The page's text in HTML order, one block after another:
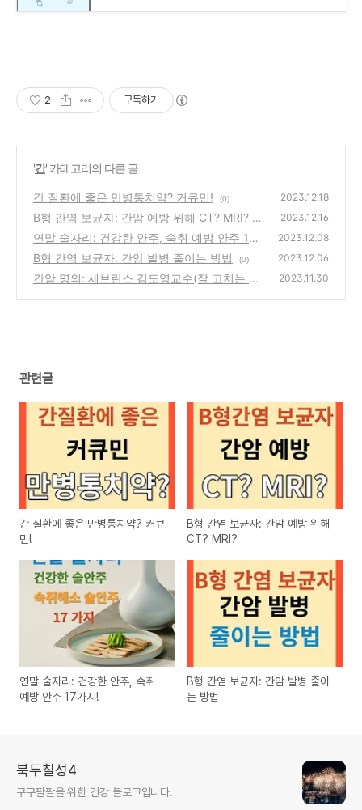
2 구독하기
'간' 카테고리의 다른 글
간 질환에 좋은 만병통치약? 커큐민! (0) 2023.12.18
B형 간염 보균자: 간암 예방 위해 CT? MRI?
(0)
2023.12.16
연말 술자리: 건강한 안주, 숙취 예방 안주 17
가지!
(0)
2023.12.08
B형 간염 보균자: 간암 발병 줄이는 방법 (0) 2023.12.06
간암 명의: 세브란스 김도영교수(잘 고치는 의
2023.11.30
관련글
간 질환에 좋은 만병통치약? 커큐
민!
B형 간염 보균자: 간암 예방 위해
CT? MRI?
연말 술자리: 건강한 안주, 숙취
예방 안주 17가지!
B형 간염 보균자: 간암 발병 줄이
는 방법
북두칠성4
구구팔팔을 위한 건강 블로그입니다.